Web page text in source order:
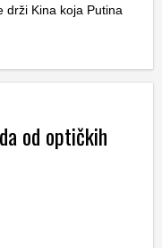
drži Kina koja Putina
od optičkih